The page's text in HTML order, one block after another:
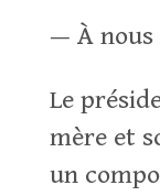
— À nous
Le
mère et
un